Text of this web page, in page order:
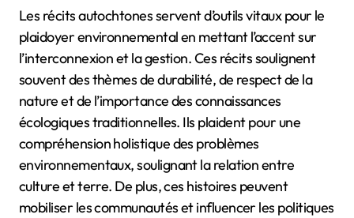
Les récits autochtones servent d’outils vitaux pour le
plaidoyer environnemental en mettant l’accent sur
l’interconnexion et la gestion. Ces récits soulignent
souvent des thèmes de durabilité, de respect de la
nature et de l’importance des connaissances
écologiques traditionnelles. Ils plaident pour une
compréhension holistique des problèmes
environnementaux, soulignant la relation entre
culture et terre. De plus, ces histoires peuvent
mobiliser les communautés et influencer les politiques